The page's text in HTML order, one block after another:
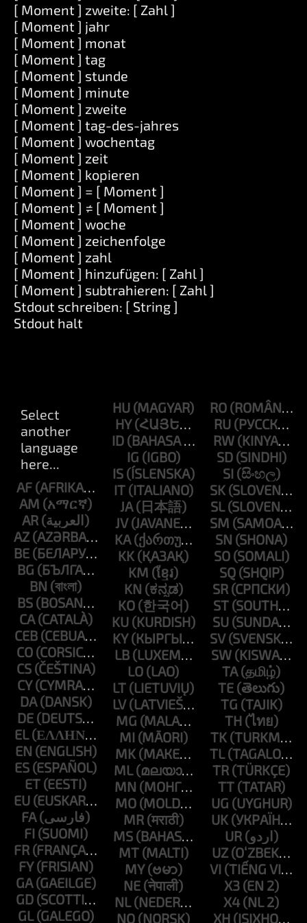
[ Moment ] zweite: [ Zahl ]
[ Moment ] jahr
[ Moment ] monat
[ Moment ] tag
[ Moment ] stunde
[ Moment ] minute
[ Moment ] zweite
[ Moment ] tag-des-jahres
[ Moment ] wochentag
[ Moment ] zeit
[ Moment ] kopieren
[ Moment ] = [ Moment ]
[ Moment ] ≠ [ Moment ]
[ Moment ] woche
[ Moment ] zeichenfolge
[ Moment ] zahl
[ Moment ] hinzufügen: [ Zahl ]
[ Moment ] subtrahieren: [ Zahl ]
Stdout schreiben: [ String ]
Stdout halt
AF
AM
AR
AZ
BE
BG
BN
BS
CA
CEB
CO
CS
CY
DA
DE
EL
EN
ES
ET
EU
FA
FI
FR
FY
GA
GD
GL
HU
HY
ID
IG
IS
IT
JA
JV
KA
KK
KM
KN
KO
KU
KY
LB
LO
LT
LV
MG
MI
MK
ML
MN
MO
MR
MS
MT
MY
NE
NL
NO
RO
RU
RW
SD
SI
SK
SL
SM
SN
SO
SQ
SR
ST
SU
SV
SW
TA
TE
TG
TH
TK
TL
TR
TT
UG
UK
UR
UZ
VI
X3
X4
XH